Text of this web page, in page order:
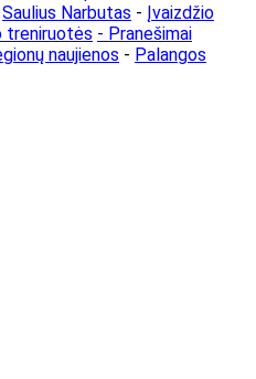
Saulius Narbutas - Įvaizdžio
treniruotės - Pranešimai
naujienos - Palangos